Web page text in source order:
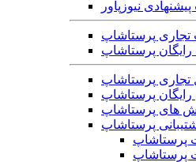
نیوزپاور
تجاری پرستاشاپ
رایگان پرستاشاپ
تجاری پرستاشاپ
رایگان پرستاشاپ
های پرستاشاپ
پرستاشاپ
پرستاشاپ
پرستاشاپ